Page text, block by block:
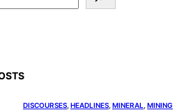
DISCOURSES HEADLINES MINERAL MINING